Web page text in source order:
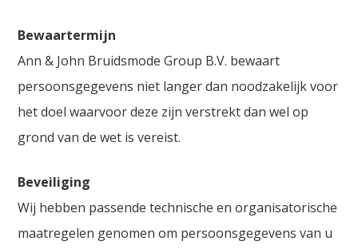
Bewaartermijn
Ann & John Bruidsmode Group B.V. bewaart
persoonsgegevens niet langer dan noodzakelijk voor
het doel waarvoor deze zijn verstrekt dan wel op
grond van de wet is vereist.
Beveiliging
Wij hebben passende technische en organisatorische
maatregelen genomen om persoonsgegevens van u